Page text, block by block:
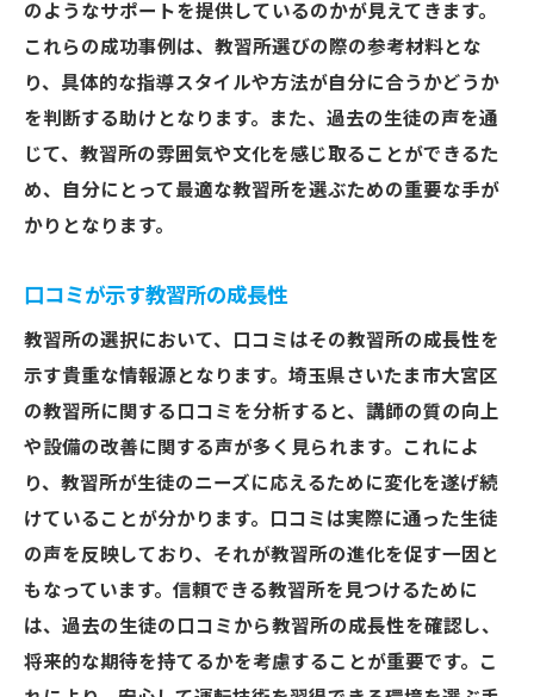
のようなサポートを提供しているのかが見えてきます。
これらの成功事例は、教習所選びの際の参考材料とな
り、具体的な指導スタイルや方法が自分に合うかどうか
を判断する助けとなります。また、過去の生徒の声を通
じて、教習所の雰囲気や文化を感じ取ることができるた
め、自分にとって最適な教習所を選ぶための重要な手が
かりとなります。
口コミが示す教習所の成長性
教習所の選択において、口コミはその教習所の成長性を
示す貴重な情報源となります。埼玉県さいたま市大宮区
の教習所に関する口コミを分析すると、講師の質の向上
や設備の改善に関する声が多く見られます。これによ
り、教習所が生徒のニーズに応えるために変化を遂げ続
けていることが分かります。口コミは実際に通った生徒
の声を反映しており、それが教習所の進化を促す一因と
もなっています。信頼できる教習所を見つけるために
は、過去の生徒の口コミから教習所の成長性を確認し、
将来的な期待を持てるかを考慮することが重要です。こ